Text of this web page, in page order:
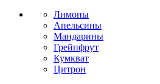
Лимоны
Апельсины
Мандарины
Грейпфрут
Кумкват
Цитрон